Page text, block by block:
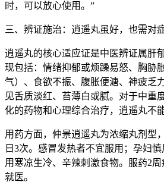
时，可以放心使用。”
三、辨证施治：逍遥丸虽好，也需对
逍遥丸的核心适应证是中医辨证属肝
现包括：情绪抑郁或烦躁易怒、胸胁
气）、食欲不振、腹胀便溏、神疲乏
见舌质淡红、苔薄白或腻。对于中重
化的药物和心理综合治疗，逍遥丸不
用药方面，仲景逍遥丸为浓缩丸剂型
日3次。感冒发热者不宜服用；孕妇
用寒凉生冷、辛辣刺激食物。服药2
就医。